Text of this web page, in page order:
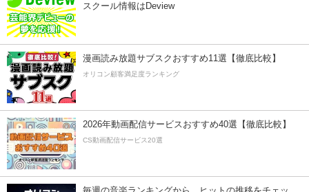
スクール情報はDeview
漫画読み放題サブスクおすすめ11選【徹底比較】
オリコン顧客満足度ランキング
2026年動画配信サービスおすすめ40選【徹底比較】
CS動画配信サービス20選